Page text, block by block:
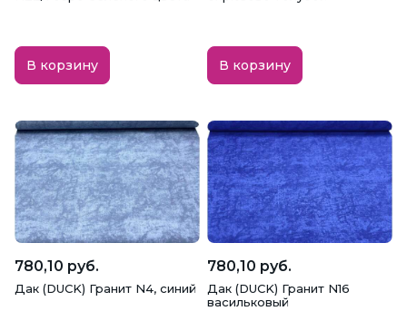
В корзину В корзину
780,10 руб.
Дак (DUCK) Гранит N4, синий
780,10 руб.
Дак (DUCK) Гранит N16
васильковый